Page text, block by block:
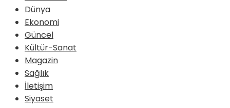
Dünya
Ekonomi
Güncel
Kültür-Sanat
Magazin
Sağlık
İletişim
Siyaset